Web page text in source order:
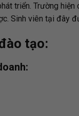
triển. Trường
Sinh viên tại đây
tạo: